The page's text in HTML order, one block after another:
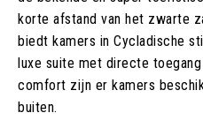
korte afstand van het zwarte
biedt kamers in Cycladische
luxe suite met directe
comfort zijn er kamers
buiten.